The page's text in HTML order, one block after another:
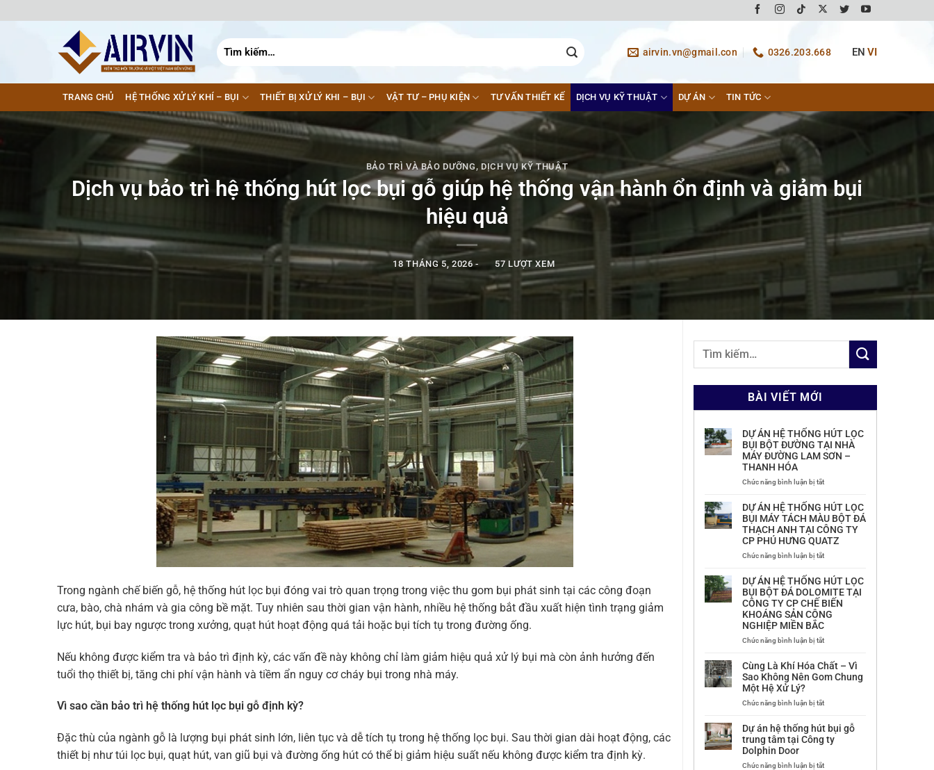
qua
Tìm
kiếm:
airvin.vn@gmail.con 0326.203.668 EN VI
TRANG CHỦ HỆ THỐNG XỬ LÝ KHÍ – BỤI THIẾT BỊ XỬ LÝ KHI – BỤI VẬT TƯ – PHỤ KIỆN TƯ VẤN THIẾT KẾ DỊCH VỤ KỸ THUẬT DỰ ÁN TIN TỨC
BẢO TRÌ VÀ BẢO DƯỠNG , DỊCH VỤ KỸ THUẬT
Dịch vụ bảo trì hệ thống hút lọc bụi gỗ giúp hệ thống vận hành ổn định và giảm bụi
hiệu quả
18 THÁNG 5, 2026 - 57 LƯỢT XEM
Trong ngành chế biến gỗ, hệ thống hút lọc bụi đóng vai trò quan trọng trong việc thu gom bụi phát sinh tại các công đoạn
cưa, bào, chà nhám và gia công bề mặt. Tuy nhiên sau thời gian vận hành, nhiều hệ thống bắt đầu xuất hiện tình trạng giảm
lực hút, bụi bay ngược trong xưởng, quạt hút hoạt động quá tải hoặc bụi tích tụ trong đường ống.
Nếu không được kiểm tra và bảo trì định kỳ, các vấn đề này không chỉ làm giảm hiệu quả xử lý bụi mà còn ảnh hưởng đến
tuổi thọ thiết bị, tăng chi phí vận hành và tiềm ẩn nguy cơ cháy bụi trong nhà máy.
Vì sao cần bảo trì hệ thống hút lọc bụi gỗ định kỳ?
Đặc thù của ngành gỗ là lượng bụi phát sinh lớn, liên tục và dễ tích tụ trong hệ thống lọc bụi. Sau thời gian dài hoạt động, các
thiết bị như túi lọc bụi, quạt hút, van giũ bụi và đường ống hút có thể bị giảm hiệu suất nếu không được kiểm tra định kỳ.
BÀI VIẾT MỚI
DỰ ÁN HỆ THỐNG HÚT LỌC
BỤI BỘT ĐƯỜNG TẠI NHÀ
MÁY ĐƯỜNG LAM SƠN –
THANH HÓA
Chức năng bình luận bị tắtở
HỆ
THỐNG
HÚT
LỌC
BỤI
ĐƯỜNG
TẠI
NHÀ
MÁY
ĐƯỜNG
LAM
HÓA
DỰ ÁN HỆ THỐNG HÚT LỌC
BỤI MÁY TÁCH MÀU BỘT ĐÁ
THẠCH ANH TẠI CÔNG TY
CP PHÚ HƯNG QUATZ
Chức năng bình luận bị tắtở
HỆ
THỐNG
HÚT
LỌC
BỤI
MÁY
BỘT
ĐÁ
ANH
TY
CP
HƯNG
DỰ ÁN HỆ THỐNG HÚT LỌC
BỤI BỘT ĐÁ DOLOMITE TẠI
CÔNG TY CP CHẾ BIẾN
KHOÁNG SẢN CÔNG
NGHIỆP MIỀN BẮC
Chức năng bình luận bị tắtở
ÁN
HỆ
THỐNG
LỌC
BỘT
ĐÁ
DOLOMITE
CÔNG
Cùng Là Khí Hóa Chất – Vì
Sao Không Nên Gom Chung
Một Hệ Xử Lý?
Chức năng bình luận bị tắtở
Là
Khí
Hóa
–
Dự án hệ thống hút bụi gỗ
trung tâm tại Công ty
Dolphin Door
Chức năng bình luận bị tắtở